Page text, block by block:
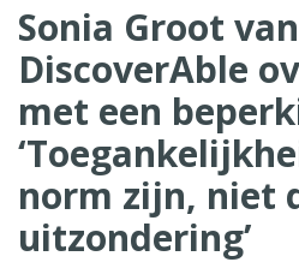
Sonia Groot van
DiscoverAble
met een
norm zijn, niet
uitzondering’